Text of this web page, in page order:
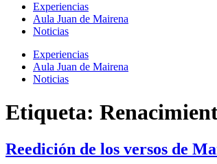
Experiencias
Aula Juan de Mairena
Noticias
Experiencias
Aula Juan de Mairena
Noticias
Etiqueta:
Reedición de los versos de